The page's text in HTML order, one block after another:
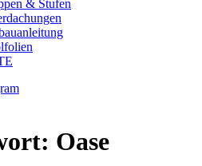
& Stufen
Oase